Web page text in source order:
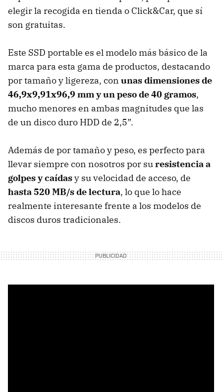
elegir la recogida en tienda o Click&Car, que sí
son gratuitas.
Este SSD portable es el modelo más básico de la
marca para esta gama de productos, destacando
por tamaño y ligereza, con unas dimensiones de
46,9x9,91x96,9 mm y un peso de 40 gramos,
mucho menores en ambas magnitudes que las
de un disco duro HDD de 2,5”.
Además de por tamaño y peso, es perfecto para
llevar siempre con nosotros por suresistencia a
golpes y caídasy su velocidad de acceso, de
hasta 520 MB/s de lectura, lo que lo hace
realmente interesante frente a los modelos de
discos duros tradicionales.